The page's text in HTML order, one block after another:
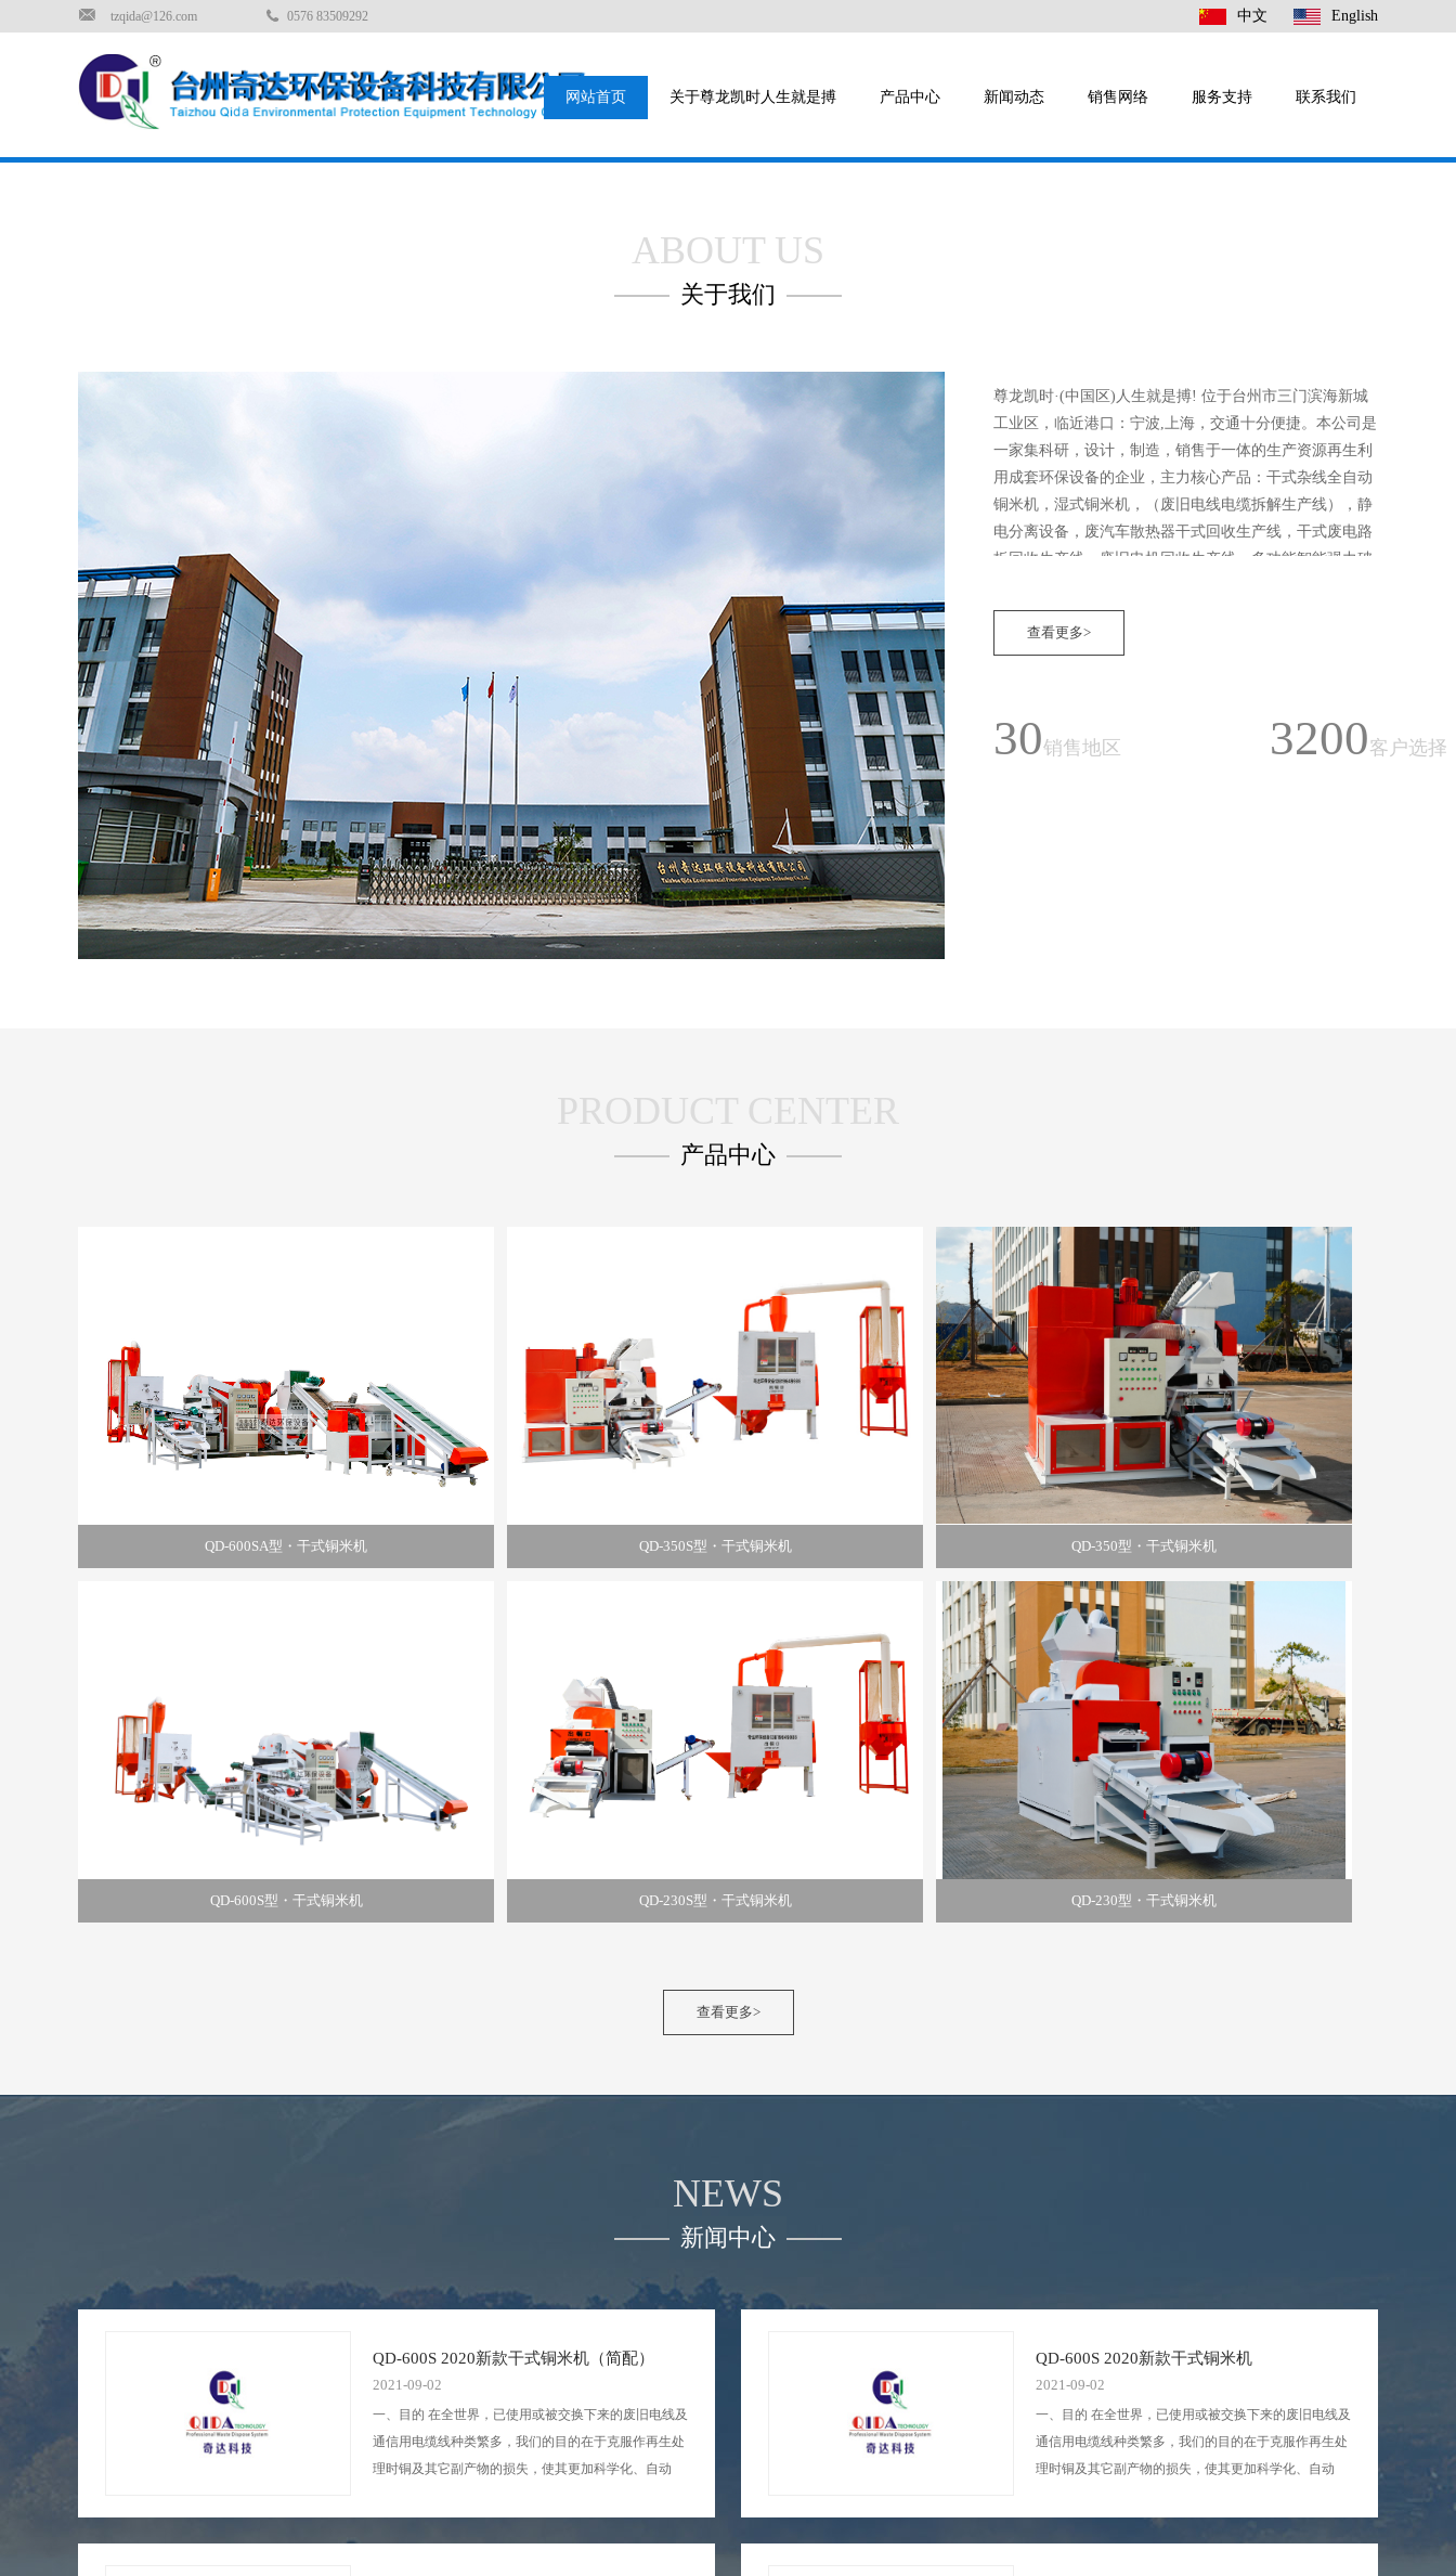
tzqida@126.com 0576 83509292 中文 English
网站首页 关于尊龙凯时人生就是搏 产品中心 新闻动态 销售网络 服务支持 联系我们
ABOUT US
关于我们
尊龙凯时·(中国区)人生就是搏! 位于台州市三门滨海新城
工业区，临近港口：宁波,上海，交通十分便捷。本公司是
一家集科研，设计，制造，销售于一体的生产资源再生利
用成套环保设备的企业，主力核心产品：干式杂线全自动
铜米机，湿式铜米机，（废旧电线电缆拆解生产线），静
电分离设备，废汽车散热器干式回收生产线，干式废电路
板回收生产线，废旧电机回收生产线，多功能智能强力破
收生产线等大型生产线。静电流分选机,等环保拆解机械设
备的企业，是国内外废旧拆解行业的一员。本公司自成立
术经验和客户的建议，在产品上不断的求精，为客户创造
更大的利润空间。 我公司本着以人为本、技术创新、质量
查看更多>
30销售地区 3200客户选择
PRODUCT CENTER
产品中心
QD-600SA型・干式铜米机 QD-350S型・干式铜米机 QD-350型・干式铜米机
QD-600S型・干式铜米机 QD-230S型・干式铜米机 QD-230型・干式铜米机
查看更多>
NEWS
新闻中心
QD-600S 2020新款干式铜米机（简配）
2021-09-02
一、目的 在全世界，已使用或被交换下来的废旧电线及
通信用电缆线种类繁多，我们的目的在于克服作再生处
理时铜及其它副产物的损失，使其更加科学化、自动
QD-600S 2020新款干式铜米机
2021-09-02
一、目的 在全世界，已使用或被交换下来的废旧电线及
通信用电缆线种类繁多，我们的目的在于克服作再生处
理时铜及其它副产物的损失，使其更加科学化、自动